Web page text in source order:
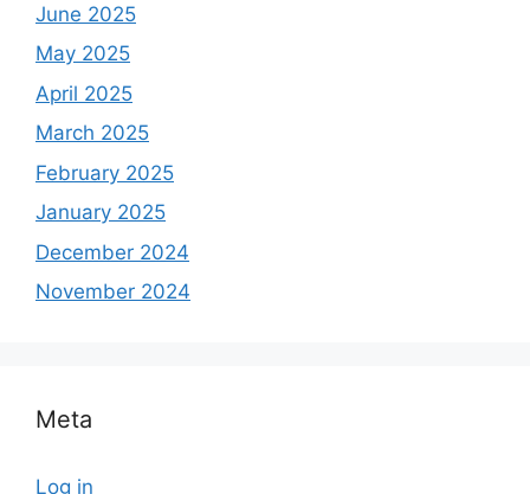
June 2025
May 2025
April 2025
March 2025
February 2025
January 2025
December 2024
November 2024
Meta
Log in